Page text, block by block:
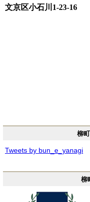
文京区小石川1-23-16
柳
Tweets by bun_e_yanagi
柳